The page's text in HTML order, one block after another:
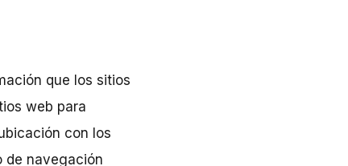
que los sitios
web para
con los
de navegación